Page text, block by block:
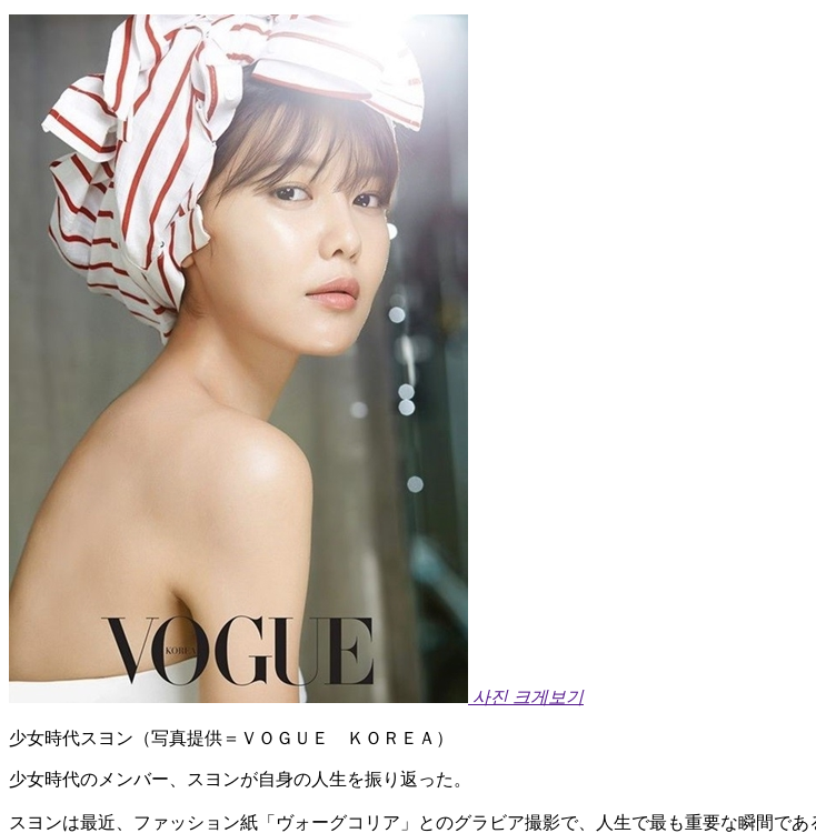
사진 크게보기
少女時代スヨン（写真提供＝ＶＯＧＵＥ ＫＯＲＥＡ）
少女時代のメンバー、スヨンが自身の人生を振り返った。
スヨンは最近、ファッション紙「ヴォーグコリア」とのグラビア撮影で、人生で最も重要な瞬間で